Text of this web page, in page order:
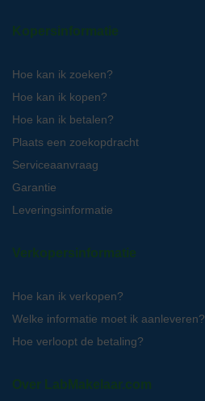
Kopersinformatie
Hoe kan ik zoeken?
Hoe kan ik kopen?
Hoe kan ik betalen?
Plaats een zoekopdracht
Serviceaanvraag
Garantie
Leveringsinformatie
Verkopersinformatie
Hoe kan ik verkopen?
Welke informatie moet ik aanleveren?
Hoe verloopt de betaling?
Over LabMakelaar.com